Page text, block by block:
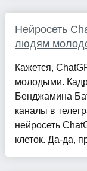
Нейросеть
людям
Кажется,
молодыми.
Бенджамина
каналы в
нейросеть
клеток. Да-да,